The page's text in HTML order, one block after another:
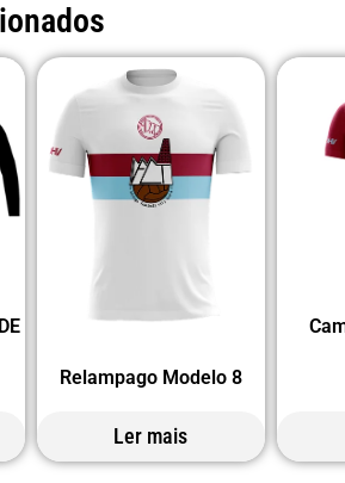
Relampago Modelo 8
Ler mais